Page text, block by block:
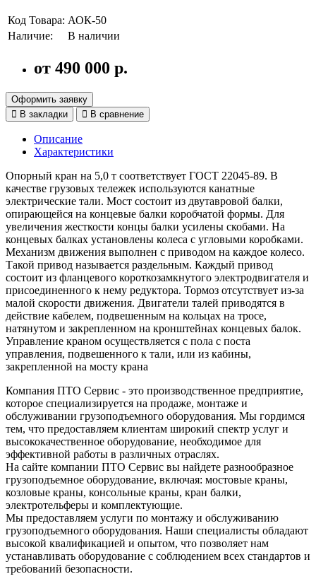
Код Товара: АОК-50
Наличие:
В наличии
от 490 000 р.
Оформить заявку
В закладки
В сравнение
Описание
Характеристики
Опорный кран на 5,0 т соответствует ГОСТ 22045-89. В
качестве грузовых тележек используются канатные
электрические тали. Мост состоит из двутавровой балки,
опирающейся на концевые балки коробчатой формы. Для
увеличения жесткости концы балки усилены скобами. На
концевых балках установлены колеса с угловыми коробками.
Механизм движения выполнен с приводом на каждое колесо.
Такой привод называется раздельным. Каждый привод
состоит из фланцевого короткозамкнутого электродвигателя и
присоединенного к нему редуктора. Тормоз отсутствует из-за
малой скорости движения. Двигатели талей приводятся в
действие кабелем, подвешенным на кольцах на тросе,
натянутом и закрепленном на кронштейнах концевых балок.
Управление краном осуществляется с пола с поста
управления, подвешенного к тали, или из кабины,
закрепленной на мосту крана
Компания ПТО Сервис - это производственное предприятие,
которое специализируется на продаже, монтаже и
обслуживании грузоподъемного оборудования. Мы гордимся
тем, что предоставляем клиентам широкий спектр услуг и
высококачественное оборудование, необходимое для
эффективной работы в различных отраслях.
На сайте компании ПТО Сервис вы найдете разнообразное
грузоподъемное оборудование, включая: мостовые краны,
козловые краны, консольные краны, кран балки,
электротельферы и комплектующие.
Мы предоставляем услуги по монтажу и обслуживанию
грузоподъемного оборудования. Наши специалисты обладают
высокой квалификацией и опытом, что позволяет нам
устанавливать оборудование с соблюдением всех стандартов и
требований безопасности.